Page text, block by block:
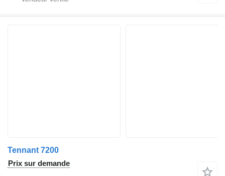
Tennant 7200
Prix sur demande